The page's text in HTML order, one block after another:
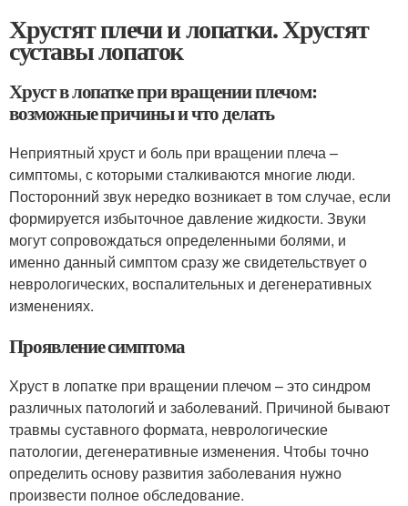
Хрустят плечи и лопатки. Хрустят
суставы лопаток
Хруст в лопатке при вращении плечом:
возможные причины и что делать
Неприятный хруст и боль при вращении плеча –
симптомы, с которыми сталкиваются многие люди.
Посторонний звук нередко возникает в том случае, если
формируется избыточное давление жидкости. Звуки
могут сопровождаться определенными болями, и
именно данный симптом сразу же свидетельствует о
неврологических, воспалительных и дегенеративных
изменениях.
Проявление симптома
Хруст в лопатке при вращении плечом – это синдром
различных патологий и заболеваний. Причиной бывают
травмы суставного формата, неврологические
патологии, дегенеративные изменения. Чтобы точно
определить основу развития заболевания нужно
произвести полное обследование.